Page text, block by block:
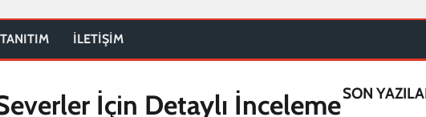
TANITIM İLETİŞİM
İçin Detaylı İncelemeSON